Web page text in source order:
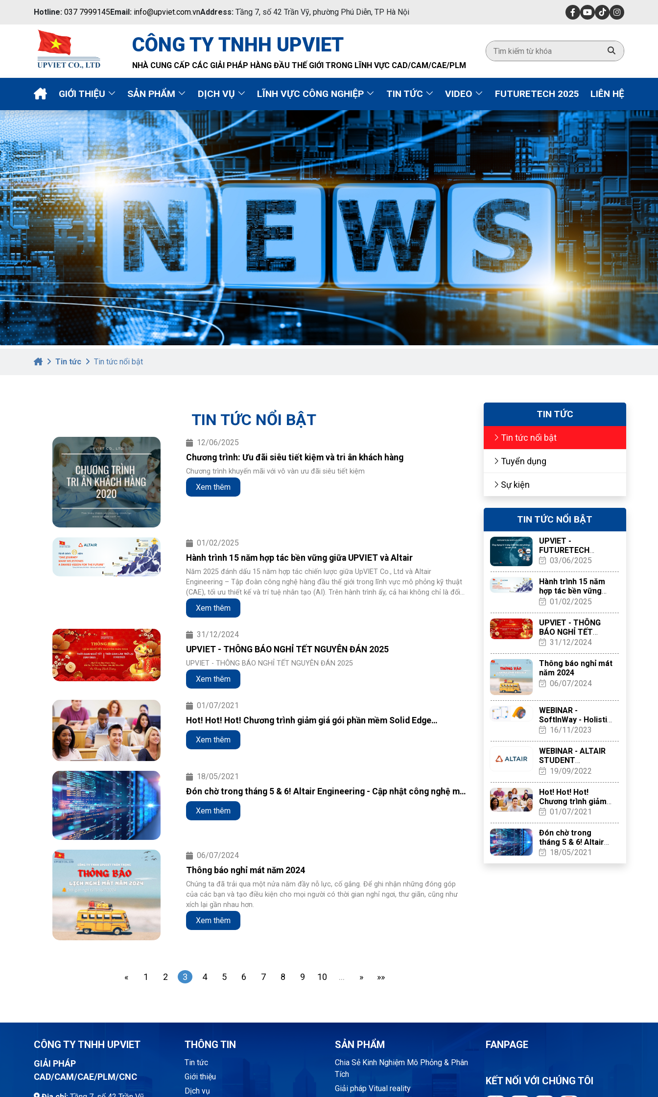
Hotline: 037 7999145Email: info@upviet.com.vnAddress: Tầng 7, số 42 Trần Vỹ, phường Phú Diễn, TP Hà Nội
CÔNG TY TNHH UPVIET
NHÀ CUNG CẤP CÁC GIẢI PHÁP HÀNG ĐẦU THẾ GIỚI TRONG LĨNH VỰC CAD/CAM/CAE/PLM
GIỚI THIỆU SẢN PHẨM DỊCH VỤ LĨNH VỰC CÔNG NGHIỆP TIN TỨC VIDEO FUTURETECH 2025 LIÊN HỆ
Tin tức Tin tức nổi bật
TIN TỨC NỔI BẬT
12/06/2025
Chương trình: Ưu đãi siêu tiết kiệm và tri ân khách hàng
Chương trình khuyến mãi với vô vàn ưu đãi siêu tiết kiệm
Xem thêm
01/02/2025
Hành trình 15 năm hợp tác bền vững giữa UPVIET và Altair
Năm 2025 đánh dấu 15 năm hợp tác chiến lược giữa UpVIET Co., Ltd và Altair
Engineering – Tập đoàn công nghệ hàng đầu thế giới trong lĩnh vực mô phỏng kỹ thuật
(CAE), tối ưu thiết kế và trí tuệ nhân tạo (AI). Trên hành trình ấy, cả hai không chỉ là đối
tác phân phối - công nghệ, mà còn là những người bạn đồng hành đáng tin cậy, cùng
nhau vượt qua thách thức, gặt hái thành công và liên tục đổi mới để phục vụ cộng đồng
Xem thêm
31/12/2024
UPVIET - THÔNG BÁO NGHỈ TẾT NGUYÊN ĐÁN 2025
UPVIET - THÔNG BÁO NGHỈ TẾT NGUYÊN ĐÁN 2025
Xem thêm
01/07/2021
Hot! Hot! Hot! Chương trình giảm giá gói phần mềm Solid Edge
Academic chưa từng có
Xem thêm
18/05/2021
Đón chờ trong tháng 5 & 6! Altair Engineering - Cập nhật công nghệ mới
phiên bản 2021
Xem thêm
06/07/2024
Thông báo nghỉ mát năm 2024
Chúng ta đã trải qua một nửa năm đầy nỗ lực, cố gắng. Để ghi nhận những đóng góp
của các bạn và tạo điều kiện cho mọi người có thời gian nghỉ ngơi, thư giãn, cũng như
xích lại gần nhau hơn.
Xem thêm
« 1 2 3 4 5 6 7 8 9 10 … » »»
TIN TỨC
Tin tức nổi bật
Tuyển dụng
Sự kiện
TIN TỨC NỔI BẬT
UPVIET -
FUTURETECH
VIETNAM 2024 ỨNG
THUẬT THIẾT KẾ,
MÔ PHỎNG VÀ SẢN
XUẤT
03/06/2025
Hành trình 15 năm
hợp tác bền vững
giữa UPVIET và
01/02/2025
UPVIET - THÔNG
BÁO NGHỈ TẾT
NGUYÊN ĐÁN 2025
31/12/2024
Thông báo nghỉ mát
năm 2024
06/07/2024
WEBINAR -
SoftInWay - Holistic
Heat Pump Design
16/11/2023
WEBINAR - ALTAIR
STUDENT
LEARNING EVENT
19/09/2022
Hot! Hot! Hot!
Chương trình giảm
giá gói phần mềm
Academic chưa
từng có
01/07/2021
Đón chờ trong
tháng 5 & 6! Altair
Engineering - Cập
18/05/2021
CÔNG TY TNHH UPVIET
GIẢI PHÁP
CAD/CAM/CAE/PLM/CNC
THÔNG TIN
Tin tức
Giới thiệu
Dịch vụ
SẢN PHẨM
Chia Sẻ Kinh Nghiệm Mô Phỏng & Phân
Tích
Giải pháp Vitual reality
FANPAGE
KẾT NỐI VỚI CHÚNG TÔI